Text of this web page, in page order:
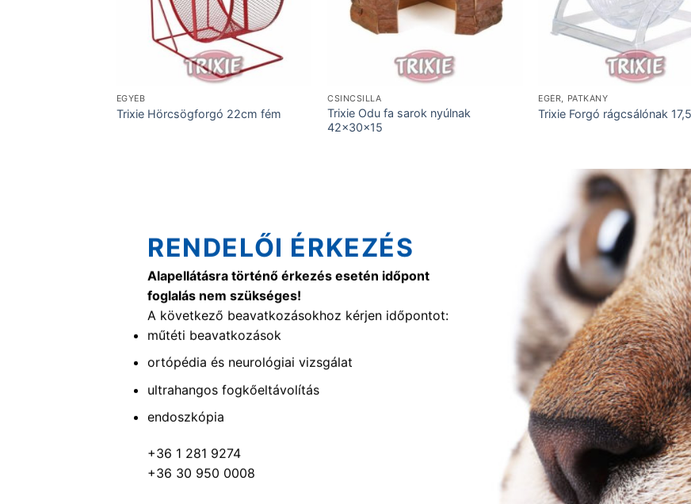
EGYÉB
Trixie Hörcsögforgó 22cm fém
CSINCSILLA
Trixie Odu fa sarok nyúlnak
42x30x15
EGÉR, PATKÁNY
Trixie Forgó rágcsálónak
RENDELŐI ÉRKEZÉS
Alapellátásra történő érkezés esetén időpont
foglalás nem szükséges!
A következő beavatkozásokhoz kérjen időpontot:
műtéti beavatkozások
ortópédia és neurológiai vizsgálat
ultrahangos fogkőeltávolítás
endoszkópia
+36 1 281 9274
+36 30 950 0008